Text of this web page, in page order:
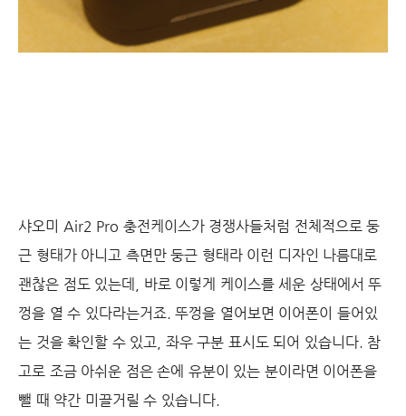
샤오미 Air2 Pro 충전케이스가 경쟁사들처럼 전체적으로 둥
근 형태가 아니고 측면만 둥근 형태라 이런 디자인 나름대로
괜찮은 점도 있는데, 바로 이렇게 케이스를 세운 상태에서 뚜
껑을 열 수 있다라는거죠. 뚜껑을 열어보면 이어폰이 들어있
는 것을 확인할 수 있고, 좌우 구분 표시도 되어 있습니다. 참
고로 조금 아쉬운 점은 손에 유분이 있는 분이라면 이어폰을
뺄 때 약간 미끌거릴 수 있습니다.